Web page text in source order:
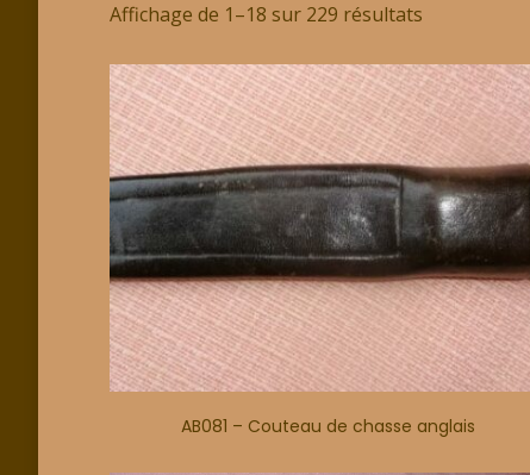
Affichage de 1–18 sur 229 résultats
AB081 – Couteau de chasse anglais